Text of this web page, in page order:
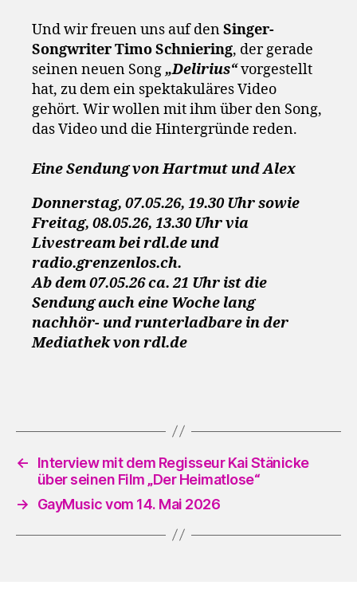
Und wir freuen uns auf denSinger-
Songwriter Timo Schniering, der gerade
seinen neuen Song „Delirius“vorgestellt
hat, zu dem ein spektakuläres Video
gehört. Wir wollen mit ihm über den Song,
das Video und die Hintergründe reden.
Eine Sendung von Hartmut und Alex
Donnerstag, 07.05.26, 19.30 Uhr sowie
Freitag, 08.05.26, 13.30 Uhr via
Livestream bei rdl.de und
radio.grenzenlos.ch.
Ab dem 07.05.26 ca. 21 Uhr ist die
Sendung auch eine Woche lang
nachhör- und runterladbare in der
Mediathek von rdl.de
←
Interview mit dem Regisseur Kai Stänicke
über seinen Film „Der Heimatlose“
→
GayMusic vom 14. Mai 2026